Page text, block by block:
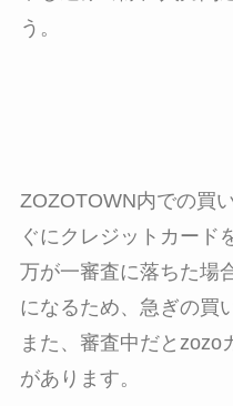
う。
ZOZOTOWN内での買
ぐにクレジットカード
万が一審査に落ちた場
になるため、急ぎの買
また、審査中だとzozo
があります。